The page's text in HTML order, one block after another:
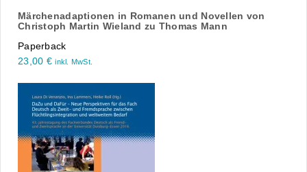
Märchenadaptionen in Romanen und Novellen von
Christoph Martin Wieland zu Thomas Mann
Paperback
23,00 € inkl. MwSt.